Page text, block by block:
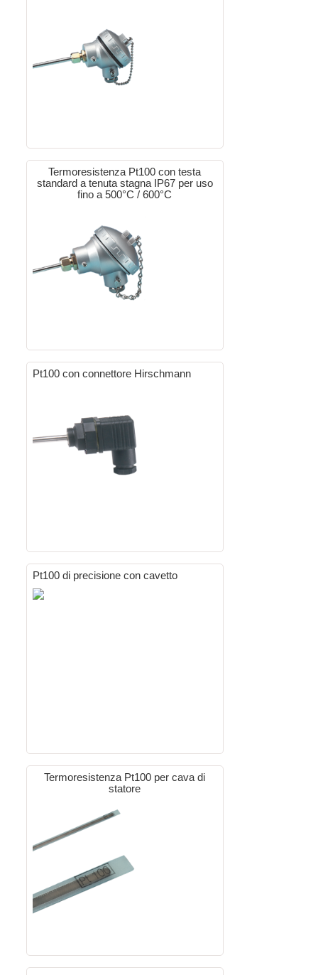
Termoresistenza Pt100 con testa
standard a tenuta stagna IP67 per uso
fino a 500°C / 600°C
Pt100 con connettore Hirschmann
Pt100 di precisione con cavetto
Termoresistenza Pt100 per cava di
statore